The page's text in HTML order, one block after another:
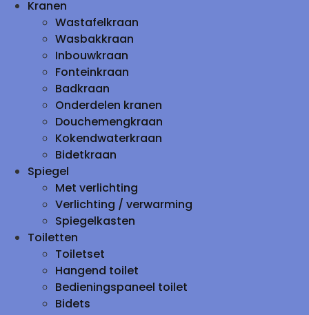
Kranen
Wastafelkraan
Wasbakkraan
Inbouwkraan
Fonteinkraan
Badkraan
Onderdelen kranen
Douchemengkraan
Kokendwaterkraan
Bidetkraan
Spiegel
Met verlichting
Verlichting / verwarming
Spiegelkasten
Toiletten
Toiletset
Hangend toilet
Bedieningspaneel toilet
Bidets